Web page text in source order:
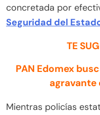
concretada por
Seguridad del
TE
PAN Edomex
agravante
Mientras policías